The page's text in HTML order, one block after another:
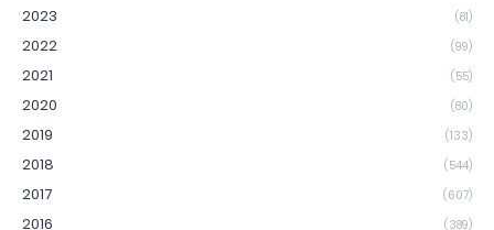
2023 (81)
2022 (99)
2021 (55)
2020 (80)
2019 (133)
2018 (544)
2017 (607)
2016 (389)